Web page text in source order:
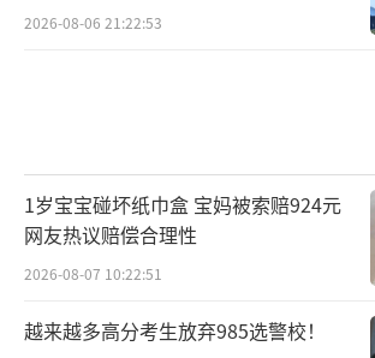
2026-08-06 21:22:53
1岁宝宝碰坏纸巾盒 宝妈被索赔924元
网友热议赔偿合理性
2026-08-07 10:22:51
越来越多高分考生放弃985选警校！